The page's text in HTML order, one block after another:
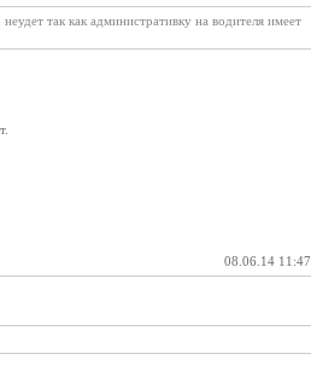
так как административку на водителя имеет
08.06.14 11:47